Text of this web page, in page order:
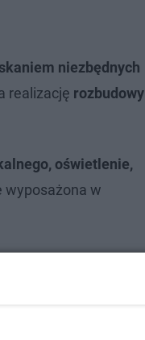
niezbędnych
realizację rozbudowy
oświetlenie,
wyposażona w